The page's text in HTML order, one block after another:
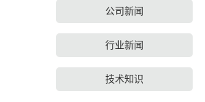
公司新闻
行业新闻
技术知识